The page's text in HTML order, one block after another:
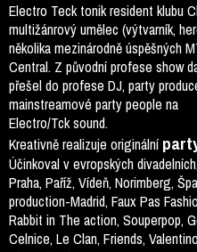
Electro Teck tonik resident klubu
multižánrový umělec (výtvarník,
několika mezinárodně úspěšných
Central. Z původní profese show
přešel do profese DJ, party
mainstreamové party people na
Electro/Tck sound.
Kreativně realizuje originální
Účinkoval v evropských
Praha, Paříž, Vídeň, Norimberg,
production-Madrid, Faux Pas
Rabbit in The action, Souperpop,
Celnice, Le Clan, Friends,